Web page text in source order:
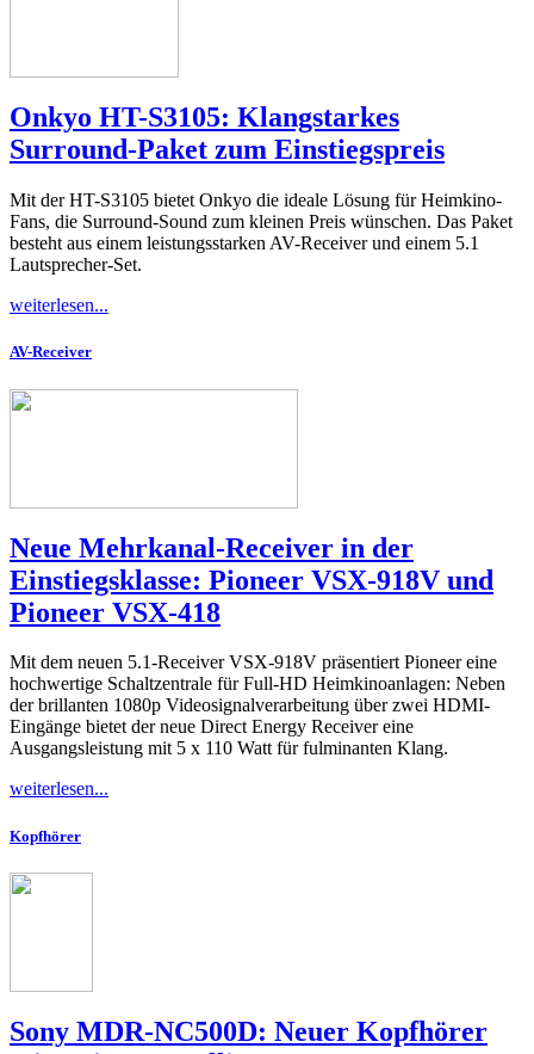
Onkyo HT-S3105: Klangstarkes
Surround-Paket zum Einstiegspreis
Mit der HT-S3105 bietet Onkyo die ideale Lösung für Heimkino-
Fans, die Surround-Sound zum kleinen Preis wünschen. Das Paket
besteht aus einem leistungsstarken AV-Receiver und einem 5.1
Lautsprecher-Set.
weiterlesen...
AV-Receiver
Neue Mehrkanal-Receiver in der
Einstiegsklasse: Pioneer VSX-918V und
Pioneer VSX-418
Mit dem neuen 5.1-Receiver VSX-918V präsentiert Pioneer eine
hochwertige Schaltzentrale für Full-HD Heimkinoanlagen: Neben
der brillanten 1080p Videosignalverarbeitung über zwei HDMI-
Eingänge bietet der neue Direct Energy Receiver eine
Ausgangsleistung mit 5 x 110 Watt für fulminanten Klang.
weiterlesen...
Kopfhörer
Sony MDR-NC500D: Neuer Kopfhörer